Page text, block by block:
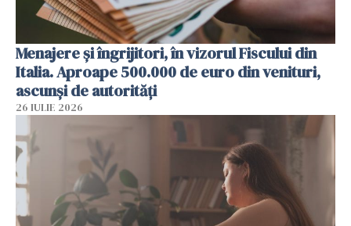
Menajere și îngrijitori, în vizorul Fiscului din
Italia. Aproape 500.000 de euro din venituri,
ascunși de autorități
26 IULIE 2026